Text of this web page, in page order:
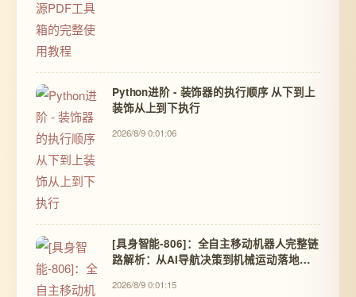
Python进阶 - 装饰器的执行顺序 从下到上
装饰从上到下执行
2026/8/9 0:01:06
[具身智能-806]：全自主移动机器人完整链
路解析：从AI导航决策到机械运动落地的
2026/8/9 0:01:15